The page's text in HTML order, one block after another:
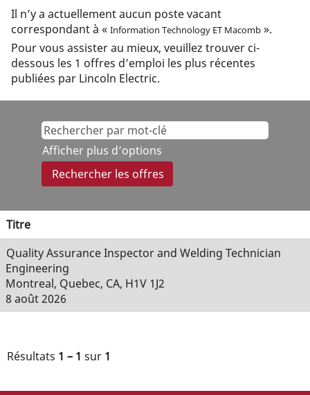
Il n’y a actuellement aucun poste vacant
correspondant à « Information Technology ET Macomb ».
Pour vous assister au mieux, veuillez trouver ci-
dessous les 1 offres d’emploi les plus récentes
publiées par Lincoln Electric.
Afficher plus d’options
Titre
Quality Assurance Inspector and Welding Technician
Engineering
Montreal, Quebec, CA, H1V 1J2
8 août 2026
Résultats 1 – 1 sur 1